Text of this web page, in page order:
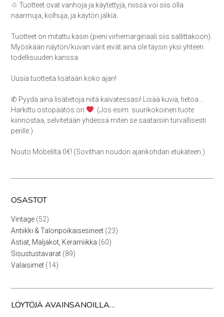
♲ Tuotteet ovat vanhoja ja käytettyjä, niissä voi siis olla
naarmuja, kolhuja, ja käytön jälkiä.
Tuotteet on mitattu käsin (pieni virhemarginaali siis sallittakoon).
Myöskään näytön/kuvan värit eivät aina ole täysin yksi yhteen
todellisuuden kanssa.
Uusia tuotteita lisätään koko ajan!
✆ Pyydä aina lisätietoja niitä kaivatessasi! Lisää kuvia, tietoa…
Harkittu ostopäätös on
. (Jos esim. suurikokoinen tuote
kiinnostaa, selvitetään yhdessä miten se saataisiin turvallisesti
perille.)
Nouto Möbeliltä 0€! (Sovithan noudon ajankohdan etukäteen.)
OSASTOT
Vintage 5252
tuotetta
Antiikki & Talonpoikaisesineet 2323
Astiat, Maljakot, Keramiikka 6060
Sisustustavarat 8989
Valaisimet 1414
LÖYTÖJÄ AVAINSANOILLA…